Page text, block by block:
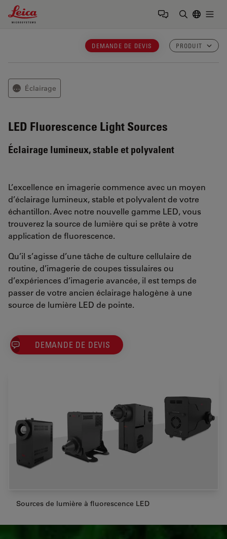
Leica Microsystems Logo
DEMANDE DE DEVIS PRODUIT
⋯ Éclairage
LED Fluorescence Light Sources
Éclairage lumineux, stable et polyvalent
L’excellence en imagerie commence avec un moyen
d’éclairage lumineux, stable et polyvalent de votre
échantillon. Avec notre nouvelle gamme LED, vous
trouverez la source de lumière qui se prête à votre
application de fluorescence.
Qu’il s’agisse d’une tâche de culture cellulaire de
routine, d’imagerie de coupes tissulaires ou
d’expériences d’imagerie avancée, il est temps de
passer de votre ancien éclairage halogène à une
source de lumière LED de pointe.
DEMANDE DE DEVIS
Sources de lumière à fluorescence LED